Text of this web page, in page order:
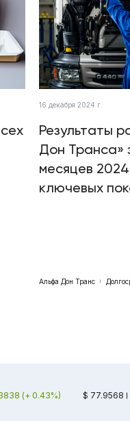
16 декабря 2024 г.
Результаты
Дон Транса»
месяцев
ключевых
Альфа Дон Транс
(+ 0.43%) $ 77.9568